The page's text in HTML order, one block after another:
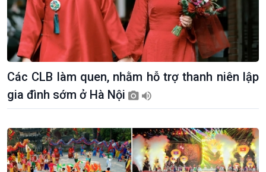
Các CLB làm quen, nhằm hỗ trợ thanh niên lập
gia đình sớm ở Hà Nội